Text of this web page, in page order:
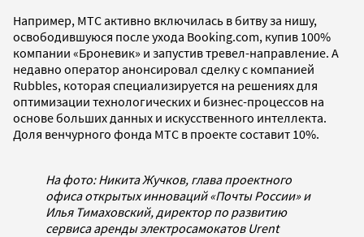
Например, МТС активно включилась в битву за нишу,
освободившуюся после ухода Booking.com, купив 100%
компании «Броневик» и запустив тревел-направление. А
недавно оператор анонсировал сделку с компанией
Rubbles, которая специализируется на решениях для
оптимизации технологических и бизнес-процессов на
основе больших данных и искусственного интеллекта.
Доля венчурного фонда МТС в проекте составит 10%.
На фото: Никита Жучков, глава проектного
офиса открытых инноваций «Почты России» и
Илья Тимаховский, директор по развитию
сервиса аренды электросамокатов Urent